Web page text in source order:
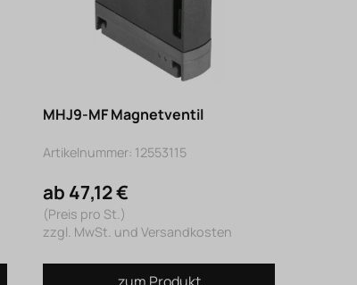
MHJ9-MF Magnetventil
Artikelnummer: 12553115
ab 47,12 €
(Preis pro St.)
zzgl. MwSt. und Versandkosten